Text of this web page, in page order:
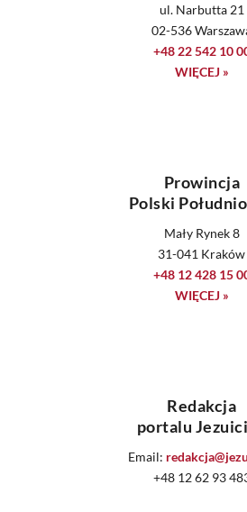
ul. Narbutta 21
02-536
+48 22 542 10
WIĘCEJ »
Prowincja
Polski
Mały Rynek 8
31-041 Kraków
+48 12 428 15
WIĘCEJ »
Redakcja
portalu
Email:
+48 12 62 93